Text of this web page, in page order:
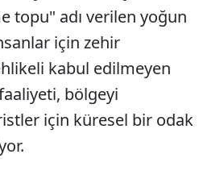
topu" adı verilen yoğun
için zehir
kabul edilmeyen
bölgeyi
için küresel bir odak